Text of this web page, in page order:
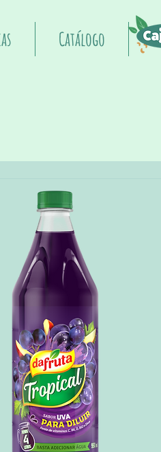
Catálogo